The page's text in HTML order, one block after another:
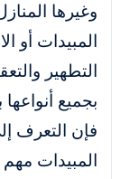
وغيرها
المبيدات أو
التطهير
بجميع
فإن التعرف
المبيدات مهم